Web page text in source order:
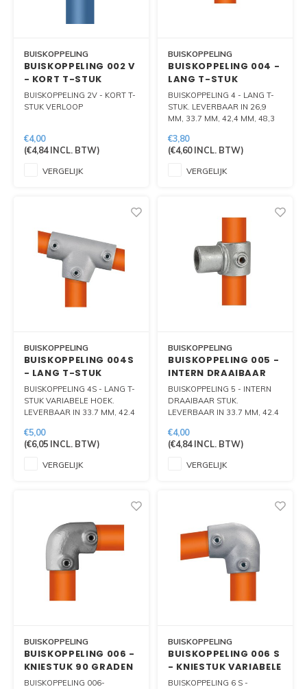
BUISKOPPELING
BUISKOPPELING 002 V
- KORT T-STUK
VERLOOP
BUISKOPPELING 2V - KORT T-
STUK VERLOOP
€4,00
(€4,84INCL. BTW)
VERGELIJK
BUISKOPPELING
BUISKOPPELING 004 -
LANG T-STUK
BUISKOPPELING 4 - LANG T-
STUK. LEVERBAAR IN 26,9
MM, 33.7 MM, 42,4 MM, 48,3
€3,80
(€4,60INCL. BTW)
VERGELIJK
BUISKOPPELING
BUISKOPPELING 004S
- LANG T-STUK
VARIABELE HOEK
BUISKOPPELING 4S - LANG T-
STUK VARIABELE HOEK.
LEVERBAAR IN 33.7 MM, 42.4
€5,00
(€6,05INCL. BTW)
VERGELIJK
BUISKOPPELING
BUISKOPPELING 005 -
INTERN DRAAIBAAR
STUK
BUISKOPPELING 5 - INTERN
DRAAIBAAR STUK.
LEVERBAAR IN 33.7 MM, 42.4
€4,00
(€4,84INCL. BTW)
VERGELIJK
BUISKOPPELING
BUISKOPPELING 006 -
KNIESTUK 90 GRADEN
BUISKOPPELING 006-
BUISKOPPELING
BUISKOPPELING 006 S
- KNIESTUK VARIABELE
HOEK
BUISKOPPELING 6 S -